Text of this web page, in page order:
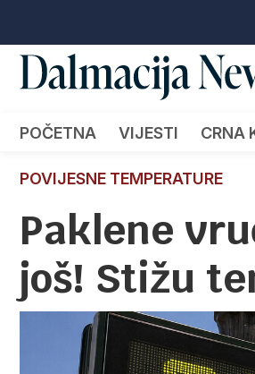
POČETNA VIJESTI CRNA
POVIJESNE TEMPERATURE
Paklene
još! Stižu